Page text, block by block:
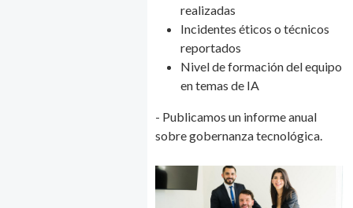
realizadas
Incidentes éticos o técnicos
reportados
Nivel de formación del equipo
en temas de IA
- Publicamos un informe anual
sobre gobernanza tecnológica.